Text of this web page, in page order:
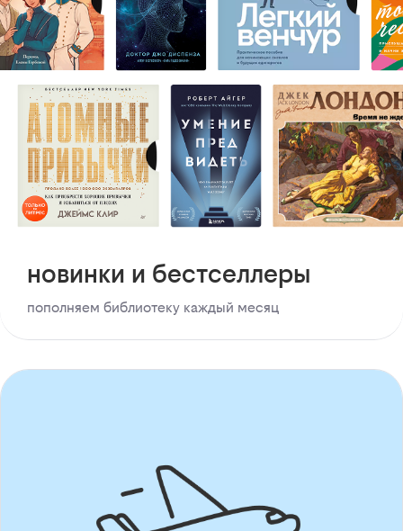
новинки и бестселлеры
пополняем библиотеку каждый месяц